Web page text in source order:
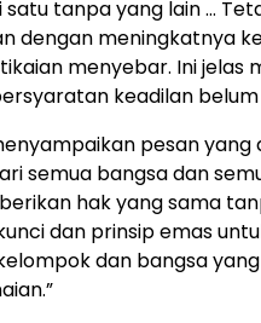
satu tanpa yang lain …
dengan meningkatnya
menyebar. Ini jelas
keadilan belum
pesan yang
semua bangsa dan
hak yang sama
dan prinsip emas
dan bangsa